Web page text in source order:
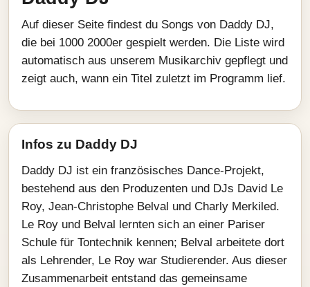
Auf dieser Seite findest du Songs von Daddy DJ,
die bei 1000 2000er gespielt werden. Die Liste wird
automatisch aus unserem Musikarchiv gepflegt und
zeigt auch, wann ein Titel zuletzt im Programm lief.
Infos zu Daddy DJ
Daddy DJ ist ein französisches Dance-Projekt,
bestehend aus den Produzenten und DJs David Le
Roy, Jean-Christophe Belval und Charly Merkiled.
Le Roy und Belval lernten sich an einer Pariser
Schule für Tontechnik kennen; Belval arbeitete dort
als Lehrender, Le Roy war Studierender. Aus dieser
Zusammenarbeit entstand das gemeinsame